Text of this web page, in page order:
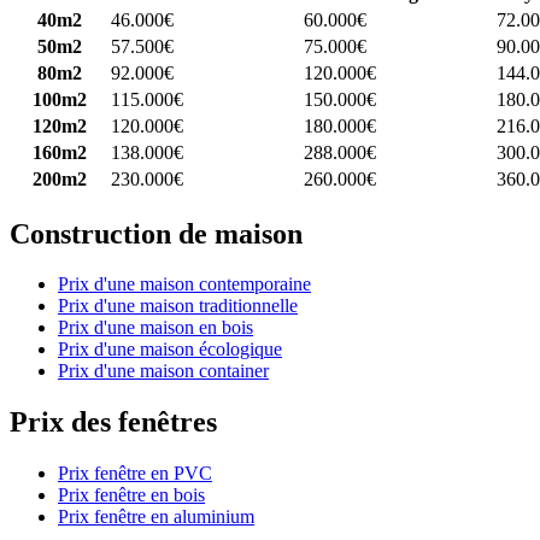
40m2
46.000€ 60.000€
50m2
57.500€ 75.000€
80m2
92.000€ 120.000€
100m2
115.000€ 150.000€
120m2
120.000€ 180.000€
160m2
138.000€ 288.000€
200m2
230.000€ 260.000€
Construction de maison
Prix d'une maison contemporaine
Prix d'une maison traditionnelle
Prix d'une maison en bois
Prix d'une maison écologique
Prix d'une maison container
Prix des fenêtres
Prix fenêtre en PVC
Prix fenêtre en bois
Prix fenêtre en aluminium